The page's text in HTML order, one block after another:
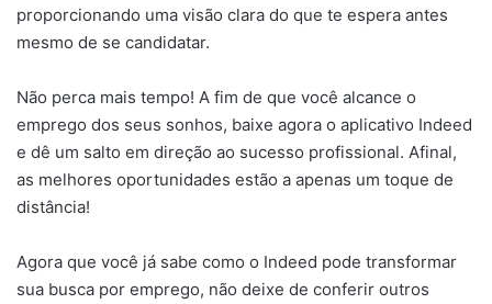
proporcionando uma visão clara do que te espera antes
mesmo de se candidatar.
Não perca mais tempo! A fim de que você alcance o
emprego dos seus sonhos, baixe agora o aplicativo Indeed
e dê um salto em direção ao sucesso profissional. Afinal,
as melhores oportunidades estão a apenas um toque de
distância!
Agora que você já sabe como o Indeed pode transformar
sua busca por emprego, não deixe de conferir outros